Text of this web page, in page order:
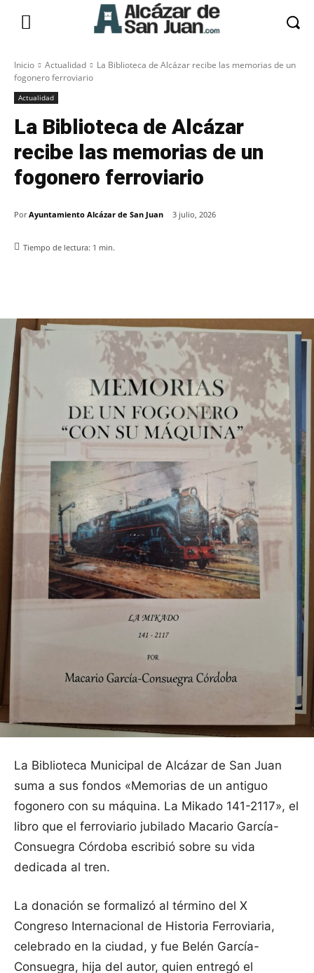
Inicio Actualidad
La Biblioteca de Alcázar recibe las memorias de un
fogonero ferroviario
Actualidad
La Biblioteca de Alcázar
recibe las memorias de un
fogonero ferroviario
Por Ayuntamiento Alcázar de San Juan 3 julio, 2026
Tiempo de lectura: 1 min.
La Biblioteca Municipal de Alcázar de San Juan
suma a sus fondos «Memorias de un antiguo
fogonero con su máquina. La Mikado 141-2117», el
libro que el ferroviario jubilado Macario García-
Consuegra Córdoba escribió sobre su vida
dedicada al tren.
La donación se formalizó al término del X
Congreso Internacional de Historia Ferroviaria,
celebrado en la ciudad, y fue Belén García-
Consuegra, hija del autor, quien entregó el